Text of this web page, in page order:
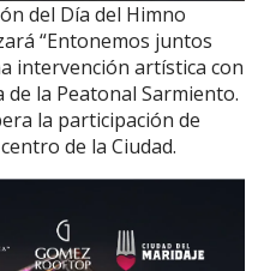
del Día del Himno
“Entonemos juntos
intervención artística con
de la Peatonal Sarmiento.
la participación de
de la Ciudad.